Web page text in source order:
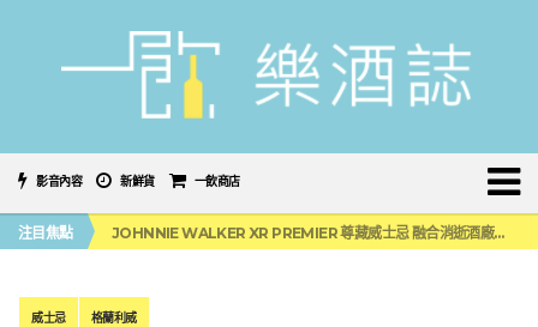
影音內容 新鮮貨 一飲商店
注目焦點
金賓好友派偉俊首唱新曲！「JIM 嗨開局 開罐就行」限定音樂派對正式登場！
JOHNNIE WALKER XR PREMIER 尊藏威士忌 融合消逝酒廠全球獨家上市
慕赫14年單一麥芽威士忌 全新酒液升級登場
威士忌 格蘭利威